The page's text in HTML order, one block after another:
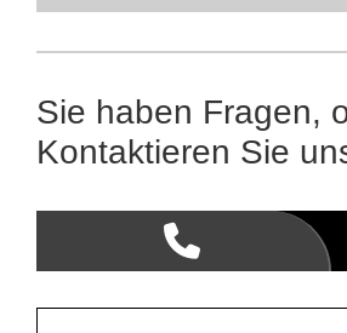
Sie haben Fragen,
Kontaktieren Sie